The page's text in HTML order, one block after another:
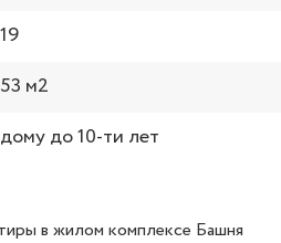
19
53 м2
дому до 10-ти лет
в жилом комплексе Башня